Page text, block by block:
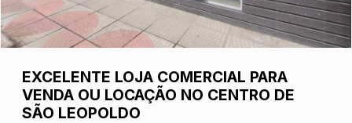
EXCELENTE LOJA COMERCIAL PARA
VENDA OU LOCAÇÃO NO CENTRO DE
SÃO LEOPOLDO